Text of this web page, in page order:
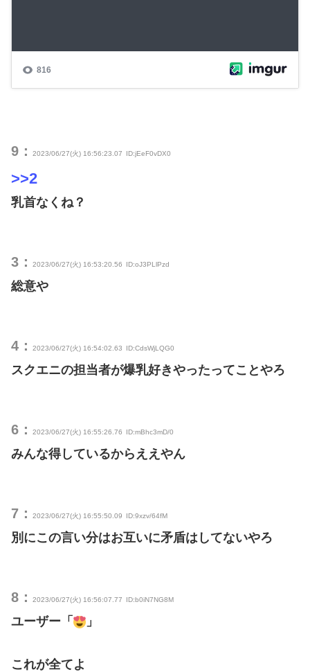
9： 2023/06/27(火) 16:56:23.07 ID:jEeF0vDX0
>>2
乳首なくね？
3： 2023/06/27(火) 16:53:20.56 ID:oJ3PLlPzd
総意や
4： 2023/06/27(火) 16:54:02.63 ID:CdsWjLQG0
スクエニの担当者が爆乳好きやったってことやろ
6： 2023/06/27(火) 16:55:26.76 ID:mBhc3mD/0
みんな得しているからええやん
7： 2023/06/27(火) 16:55:50.09 ID:9xzv/64fM
別にこの言い分はお互いに矛盾はしてないやろ
8： 2023/06/27(火) 16:56:07.77 ID:b0iN7NG8M
ユーザー「 」
これが全てよ